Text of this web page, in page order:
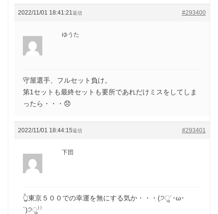
2022/11/01 18:41:21 #293400
返信
ゆうた
守屋選手、フルセット負け。
第1セットも最終セットも要所であれだけミスをしてしま
ったら・・・😞
2022/11/01 18:44:15 #293401
返信
下団
👆東京５００での幸運を無にする気か・・・(੭ु´･ω･
`)੭ु⁾⁾